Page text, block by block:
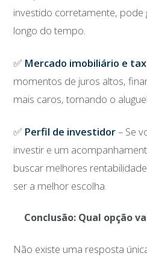
investido corretamente,
longo do tempo.
✅ Mercado imobiliário e
momentos de juros altos,
mais caros, tornando o
✅ Perfil de investidor– Se
investir e um
buscar melhores
ser a melhor escolha.
Conclusão: Qual opção
Não existe uma resposta